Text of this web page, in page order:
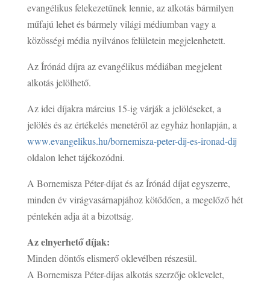
evangélikus felekezetűnek lennie, az alkotás bármilyen
műfajú lehet és bármely világi médiumban vagy a
közösségi média nyilvános felületein megjelenhetett.
Az Írónád díjra az evangélikus médiában megjelent
alkotás jelölhető.
Az idei díjakra március 15-ig várják a jelöléseket, a
jelölés és az értékelés menetéről az egyház honlapján, a
www.evangelikus.hu/bornemisza-peter-dij-es-ironad-dij
oldalon lehet tájékozódni.
A Bornemisza Péter-díjat és az Írónád díjat egyszerre,
minden év virágvasárnapjához kötődően, a megelőző hét
péntekén adja át a bizottság.
Az elnyerhető díjak:
Minden döntős elismerő oklevélben részesül.
A Bornemisza Péter-díjas alkotás szerzője oklevelet,